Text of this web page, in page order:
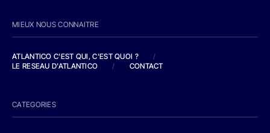
MIEUX NOUS CONNAITRE
ATLANTICO C'EST QUI, C'EST QUOI ?
/
LE RESEAU D'ATLANTICO
/ CONTACT
CATEGORIES